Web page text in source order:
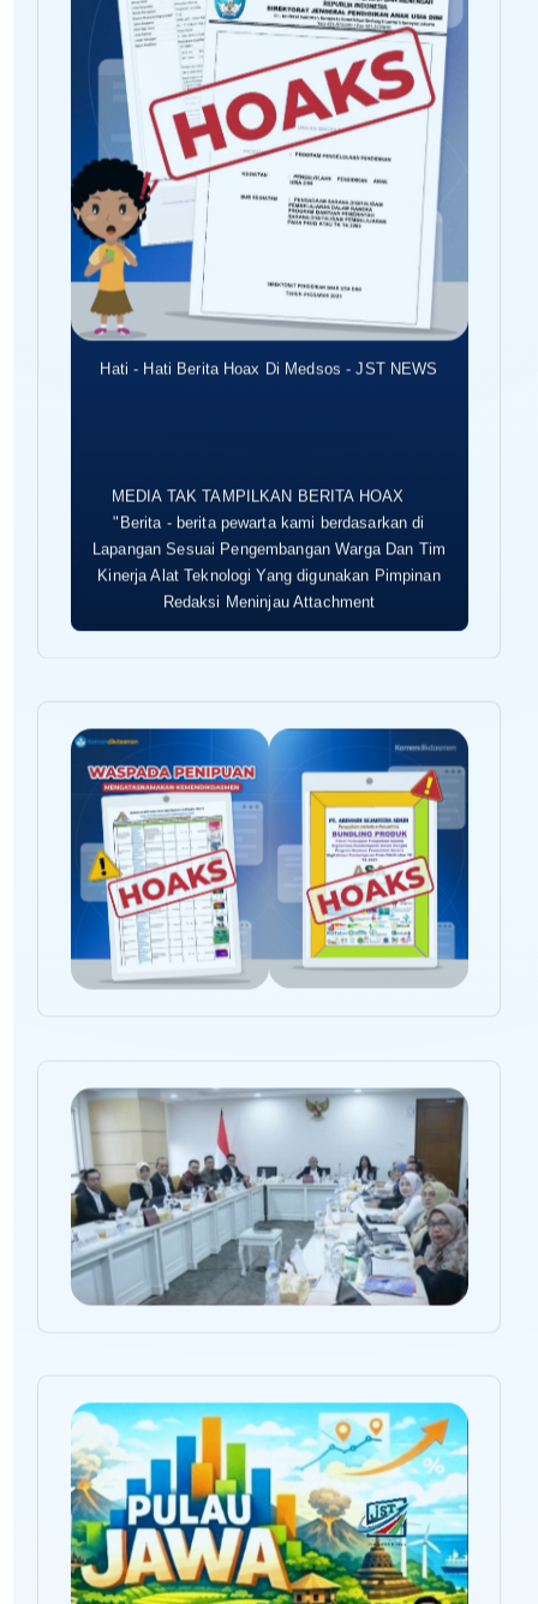
Hati - Hati Berita Hoax Di Medsos - JST NEWS
MEDIA TAK TAMPILKAN BERITA HOAX
"Berita - berita pewarta kami berdasarkan di
Lapangan Sesuai Pengembangan Warga Dan Tim
Kinerja Alat Teknologi Yang digunakan Pimpinan
Redaksi Meninjau Attachment